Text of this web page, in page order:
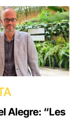
Alegre: “Les